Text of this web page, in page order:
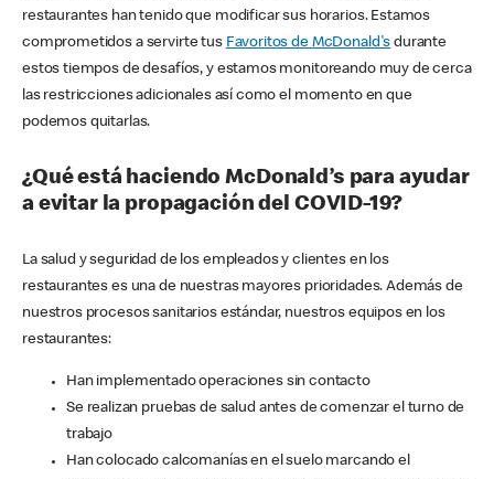
restaurantes han tenido que modificar sus horarios. Estamos
comprometidos a servirte tus Favoritos de McDonald's durante
estos tiempos de desafíos, y estamos monitoreando muy de cerca
las restricciones adicionales así como el momento en que
podemos quitarlas.
¿Qué está haciendo McDonald’s para ayudar
a evitar la propagación del COVID-19?
La salud y seguridad de los empleados y clientes en los
restaurantes es una de nuestras mayores prioridades. Además de
nuestros procesos sanitarios estándar, nuestros equipos en los
restaurantes:
Han implementado operaciones sin contacto
Se realizan pruebas de salud antes de comenzar el turno de
trabajo
Han colocado calcomanías en el suelo marcando el